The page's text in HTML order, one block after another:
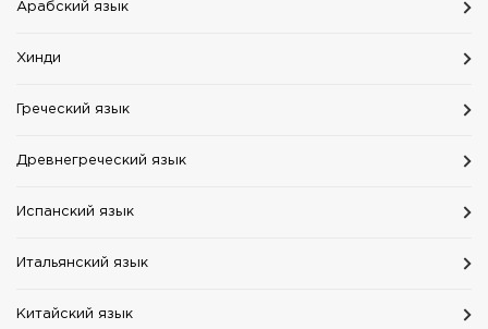
Aрабский язык
Хинди
Греческий язык
Древнегреческий язык
Испанский язык
Итальянский язык
Китайский язык